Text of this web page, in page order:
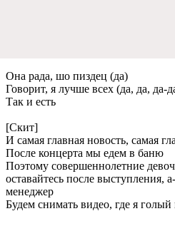
Она рада, шо пиздец (да)
Говорит, я лучше всех (да, да, да-
Так и есть
[Скит]
И самая главная новость, самая
После концерта мы едем в баню
Поэтому совершеннолетние
оставайтесь после выступления,
менеджер
Будем снимать видео, где я голый